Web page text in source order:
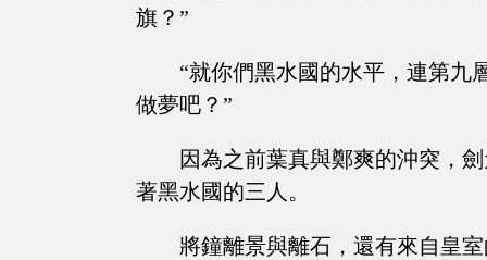
旗？”
“就你們黑水國的水平，連第九
做夢吧？”
因為之前葉真與鄭爽的沖突，
著黑水國的三人。
將鐘離景與離石，還有來自皇